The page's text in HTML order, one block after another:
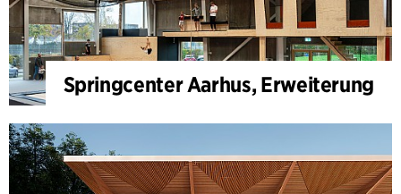
Springcenter Aarhus, Erweiterung